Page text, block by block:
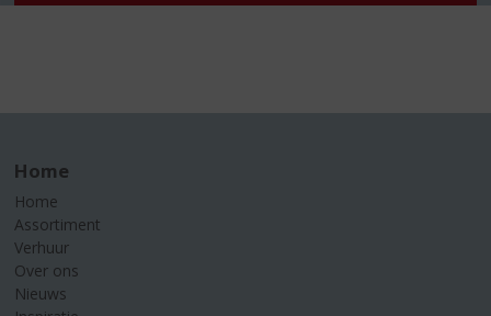
Home
Home
Assortiment
Verhuur
Over ons
Nieuws